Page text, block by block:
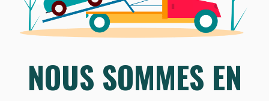
NOUS SOMMES EN